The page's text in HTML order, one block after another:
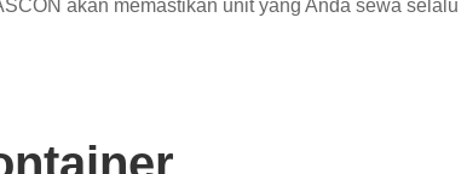
akan memastikan unit yang Anda sewa selalu